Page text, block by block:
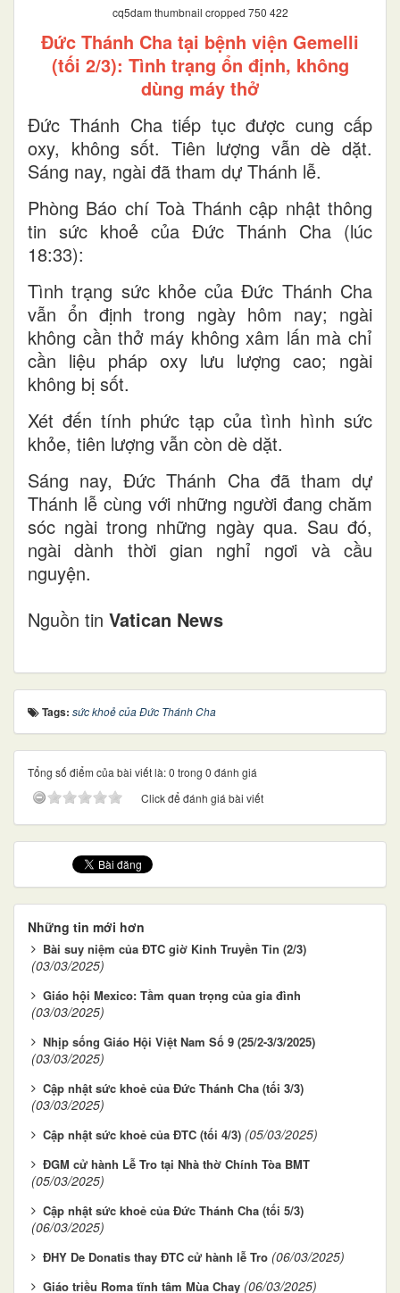
cq5dam thumbnail cropped 750 422
Đức Thánh Cha tại bệnh viện Gemelli
(tối 2/3): Tình trạng ổn định, không
dùng máy thở
Đức Thánh Cha tiếp tục được cung cấp
oxy, không sốt. Tiên lượng vẫn dè dặt.
Sáng nay, ngài đã tham dự Thánh lễ.
Phòng Báo chí Toà Thánh cập nhật thông
tin sức khoẻ của Đức Thánh Cha (lúc
18:33):
Tình trạng sức khỏe của Đức Thánh Cha
vẫn ổn định trong ngày hôm nay; ngài
không cần thở máy không xâm lấn mà chỉ
cần liệu pháp oxy lưu lượng cao; ngài
không bị sốt.
Xét đến tính phức tạp của tình hình sức
khỏe, tiên lượng vẫn còn dè dặt.
Sáng nay, Đức Thánh Cha đã tham dự
Thánh lễ cùng với những người đang chăm
sóc ngài trong những ngày qua. Sau đó,
ngài dành thời gian nghỉ ngơi và cầu
nguyện.
Nguồn tin Vatican News
Tags: sức khoẻ của Đức Thánh Cha
Tổng số điểm của bài viết là: 0 trong 0 đánh giá
Click để đánh giá bài viết
Những tin mới hơn
Bài suy niệm của ĐTC giờ Kinh Truyền Tin (2/3)
(03/03/2025)
Giáo hội Mexico: Tầm quan trọng của gia đình
(03/03/2025)
Nhịp sống Giáo Hội Việt Nam Số 9 (25/2-3/3/2025)
(03/03/2025)
Cập nhật sức khoẻ của Đức Thánh Cha (tối 3/3)
(03/03/2025)
Cập nhật sức khoẻ của ĐTC (tối 4/3) (05/03/2025)
ĐGM cử hành Lễ Tro tại Nhà thờ Chính Tòa BMT
(05/03/2025)
Cập nhật sức khoẻ của Đức Thánh Cha (tối 5/3)
(06/03/2025)
ĐHY De Donatis thay ĐTC cử hành lễ Tro (06/03/2025)
Giáo triều Roma tĩnh tâm Mùa Chay (06/03/2025)